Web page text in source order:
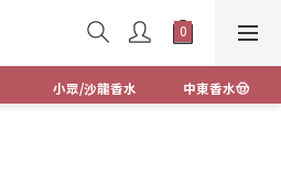
小眾/沙龍香水 中東香水🤠